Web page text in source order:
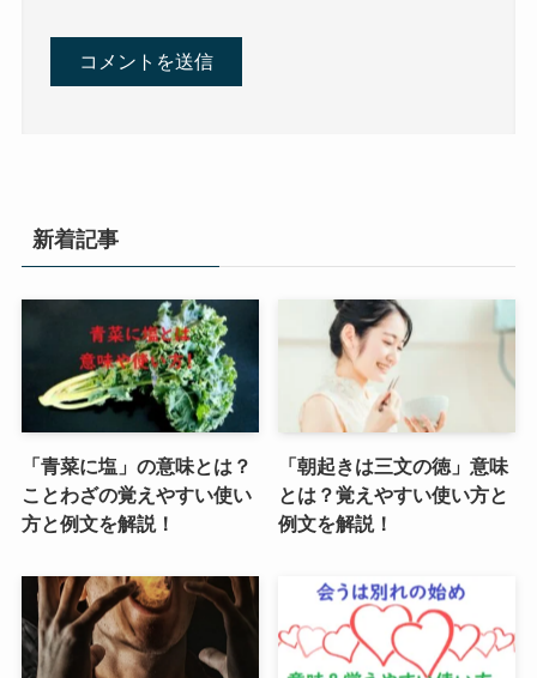
新着記事
「青菜に塩」の意味とは？
ことわざの覚えやすい使い
方と例文を解説！
「朝起きは三文の徳」意味
とは？覚えやすい使い方と
例文を解説！